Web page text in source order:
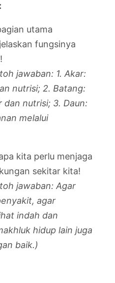
utama
fungsinya
jawaban: 1. Akar:
nutrisi; 2. Batang:
nutrisi; 3. Daun:
melalui
kita perlu menjaga
sekitar kita!
jawaban: Agar
agar
indah dan
hidup lain juga
baik.)